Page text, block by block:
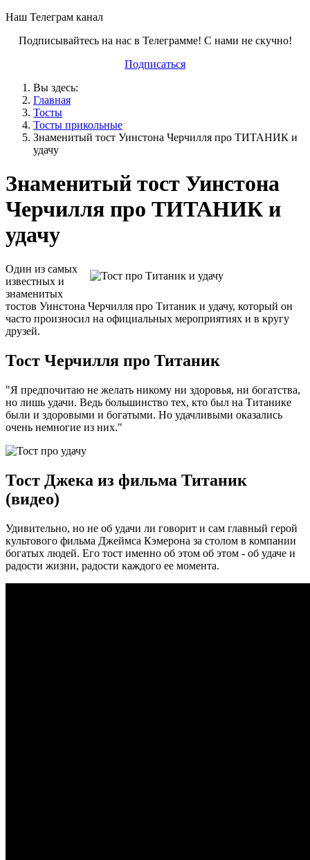
Наш Телеграм канал
Подписывайтесь на нас в Телеграмме! С нами не скучно!
Подписаться
Вы здесь:
Главная
Тосты
Тосты прикольные
Знаменитый тост Уинстона Черчилля про ТИТАНИК и
удачу
Знаменитый тост Уинстона
Черчилля про ТИТАНИК и
удачу
Один из самых
известных и
знаменитых
тостов Уинстона Черчилля про Титаник и удачу, который он
часто произносил на официальных мероприятиях и в кругу
друзей.
Тост Черчилля про Титаник
"Я предпочитаю не желать никому ни здоровья, ни богатства,
но лишь удачи. Ведь большинство тех, кто был на Титанике
были и здоровыми и богатыми. Но удачливыми оказались
очень немногие из них."
Тост Джека из фильма Титаник
(видео)
Удивительно, но не об удачи ли говорит и сам главный герой
культового фильма Джеймса Кэмерона за столом в компании
богатых людей. Его тост именно об этом об этом - об удаче и
радости жизни, радости каждого ее момента.